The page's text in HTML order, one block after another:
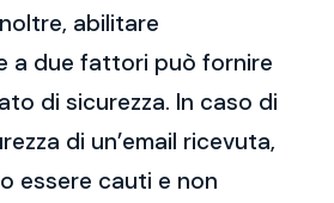
abilitare
a due fattori può fornire
di sicurezza. In caso di
di un’email ricevuta,
essere cauti e non